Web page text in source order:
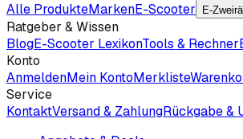
Alle ProdukteMarkenE-Scooter E-
Ratgeber & Wissen
BlogE-Scooter LexikonTools & Rechner
Konto
AnmeldenMein KontoMerkliste
Service
KontaktVersand & ZahlungRückgabe &